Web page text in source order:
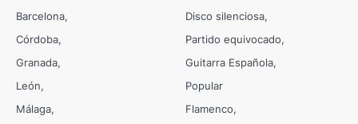
Barcelona
Córdoba
Granada
León
Málaga
Disco silenciosa
Partido equivocado
Guitarra Española
Popular
Flamenco